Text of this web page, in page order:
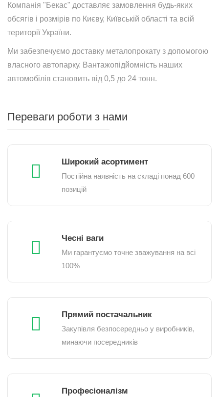
Компанія "Бекас" доставляє замовлення будь-яких
обсягів і розмірів по Києву, Київській області та всій
території України.
Ми забезпечуємо доставку металопрокату з допомогою
власного автопарку. Вантажопідйомність наших
автомобілів становить від 0,5 до 24 тонн.
Переваги роботи з нами
Широкий асортимент
Постійна наявність на складі понад 600
позицій
Чесні ваги
Ми гарантуємо точне зважування на всі
100%
Прямий постачальник
Закупівля безпосередньо у виробників,
минаючи посередників
Професіоналізм